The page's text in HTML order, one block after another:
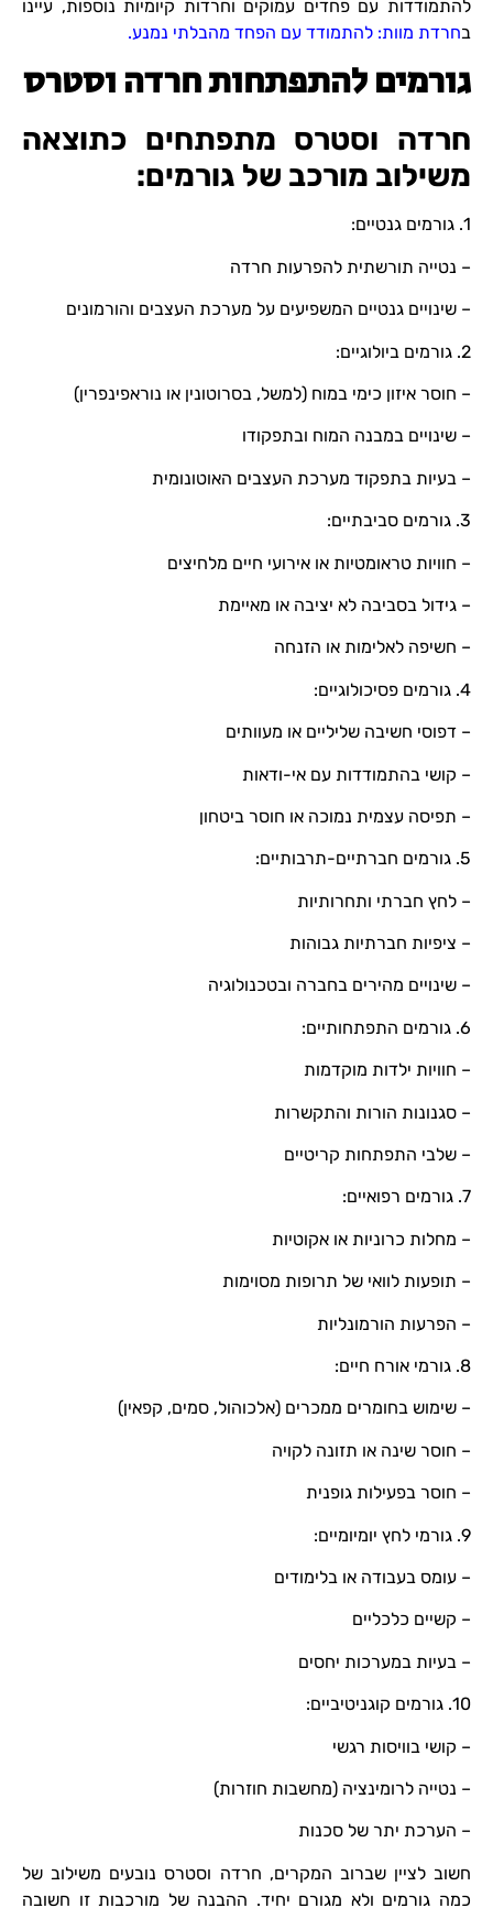
להתמודדות עם פחדים עמוקים וחרדות קיומיות נוספות, עיינו
בחרדת מוות: להתמודד עם הפחד מהבלתי נמנע.
גורמים להתפתחות חרדה וסטרס
חרדה וסטרס מתפתחים כתוצאה
משילוב מורכב של גורמים:
1. גורמים גנטיים:
– נטייה תורשתית להפרעות חרדה
– שינויים גנטיים המשפיעים על מערכת העצבים והורמונים
2. גורמים ביולוגיים:
– חוסר איזון כימי במוח (למשל, בסרוטונין או נוראפינפרין)
– שינויים במבנה המוח ובתפקודו
– בעיות בתפקוד מערכת העצבים האוטונומית
3. גורמים סביבתיים:
– חוויות טראומטיות או אירועי חיים מלחיצים
– גידול בסביבה לא יציבה או מאיימת
– חשיפה לאלימות או הזנחה
4. גורמים פסיכולוגיים:
– דפוסי חשיבה שליליים או מעוותים
– קושי בהתמודדות עם אי-ודאות
– תפיסה עצמית נמוכה או חוסר ביטחון
5. גורמים חברתיים-תרבותיים:
– לחץ חברתי ותחרותיות
– ציפיות חברתיות גבוהות
– שינויים מהירים בחברה ובטכנולוגיה
6. גורמים התפתחותיים:
– חוויות ילדות מוקדמות
– סגנונות הורות והתקשרות
– שלבי התפתחות קריטיים
7. גורמים רפואיים:
– מחלות כרוניות או אקוטיות
– תופעות לוואי של תרופות מסוימות
– הפרעות הורמונליות
8. גורמי אורח חיים:
– שימוש בחומרים ממכרים (אלכוהול, סמים, קפאין)
– חוסר שינה או תזונה לקויה
– חוסר בפעילות גופנית
9. גורמי לחץ יומיומיים:
– עומס בעבודה או בלימודים
– קשיים כלכליים
– בעיות במערכות יחסים
10. גורמים קוגניטיביים:
– קושי בוויסות רגשי
– נטייה לרומינציה (מחשבות חוזרות)
– הערכת יתר של סכנות
חשוב לציין שברוב המקרים, חרדה וסטרס נובעים משילוב של
כמה גורמים ולא מגורם יחיד. ההבנה של מורכבות זו חשובה